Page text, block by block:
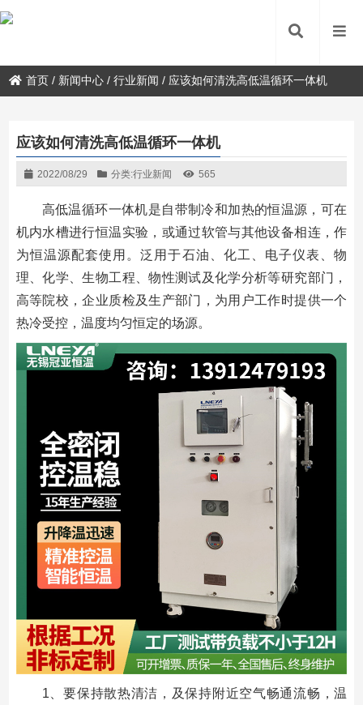
首页 / 新闻中心 /行业新闻 / 应该如何清洗高低温循环一体机
应该如何清洗高低温循环一体机
2022/08/29 分类:行业新闻 565
高低温循环一体机是自带制冷和加热的恒温源，可在
机内水槽进行恒温实验，或通过软管与其他设备相连，作
为恒温源配套使用。泛用于石油、化工、电子仪表、物
理、化学、生物工程、物性测试及化学分析等研究部门，
高等院校，企业质检及生产部门，为用户工作时提供一个
热冷受控，温度均匀恒定的场源。
1、要保持散热清洁，及保持附近空气畅通流畅，温